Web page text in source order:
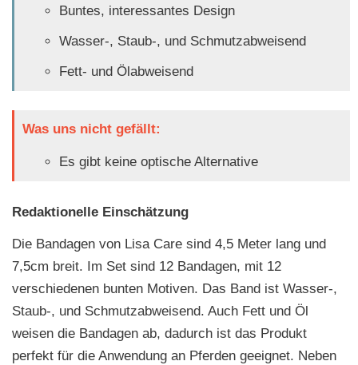
Buntes, interessantes Design
Wasser-, Staub-, und Schmutzabweisend
Fett- und Ölabweisend
Was uns nicht gefällt:
Es gibt keine optische Alternative
Redaktionelle Einschätzung
Die Bandagen von Lisa Care sind 4,5 Meter lang und
7,5cm breit. Im Set sind 12 Bandagen, mit 12
verschiedenen bunten Motiven. Das Band ist Wasser-,
Staub-, und Schmutzabweisend. Auch Fett und Öl
weisen die Bandagen ab, dadurch ist das Produkt
perfekt für die Anwendung an Pferden geeignet. Neben